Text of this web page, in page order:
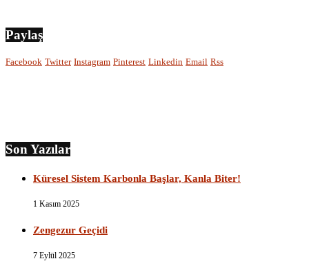
Paylaş
Facebook Twitter Instagram Pinterest Linkedin Email Rss
Son Yazılar
Küresel Sistem Karbonla Başlar, Kanla Biter!
1 Kasım 2025
Zengezur Geçidi
7 Eylül 2025